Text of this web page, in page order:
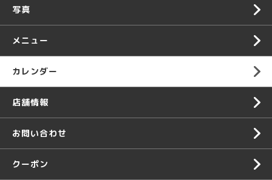
写真
メニュー
カレンダー
店舗情報
お問い合わせ
クーポン